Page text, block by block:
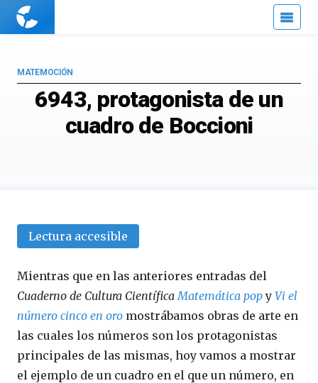
Cuaderno
6943, protagonista de un
cuadro de Boccioni
MATEMOCIÓN
Lectura accesible
Mientras que en las anteriores entradas del
Cuaderno de Cultura Científica Matemática popy Vi el
número cinco en oro mostrábamos obras de arte en
las cuales los números son los protagonistas
principales de las mismas, hoy vamos a mostrar
el ejemplo de un cuadro en el que un número, en